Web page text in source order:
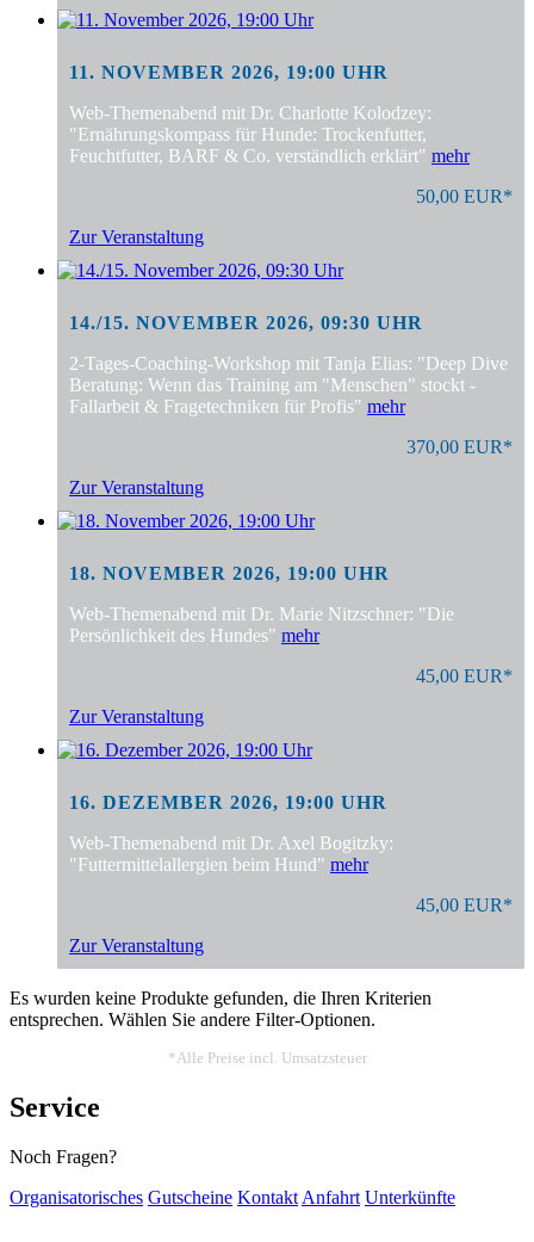
11. NOVEMBER 2026, 19:00 UHR
Web-Themenabend mit Dr. Charlotte Kolodzey:
"Ernährungskompass für Hunde: Trockenfutter,
Feuchtfutter, BARF & Co. verständlich erklärt" mehr
50,00 EUR*
Zur Veranstaltung
14./15. NOVEMBER 2026, 09:30 UHR
2-Tages-Coaching-Workshop mit Tanja Elias: "Deep Dive
Beratung: Wenn das Training am "Menschen" stockt -
Fallarbeit & Fragetechniken für Profis" mehr
370,00 EUR*
Zur Veranstaltung
18. NOVEMBER 2026, 19:00 UHR
Web-Themenabend mit Dr. Marie Nitzschner: "Die
Persönlichkeit des Hundes" mehr
45,00 EUR*
Zur Veranstaltung
16. DEZEMBER 2026, 19:00 UHR
Web-Themenabend mit Dr. Axel Bogitzky:
"Futtermittelallergien beim Hund" mehr
45,00 EUR*
Zur Veranstaltung
Es wurden keine Produkte gefunden, die Ihren Kriterien
entsprechen. Wählen Sie andere Filter-Optionen.
*Alle Preise incl. Umsatzsteuer
Service
Noch Fragen?
Organisatorisches Gutscheine KontaktAnfahrt Unterkünfte